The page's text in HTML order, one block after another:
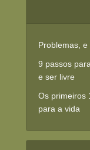
Problemas,
9 passos
e ser livre
Os primeiros
para a vida